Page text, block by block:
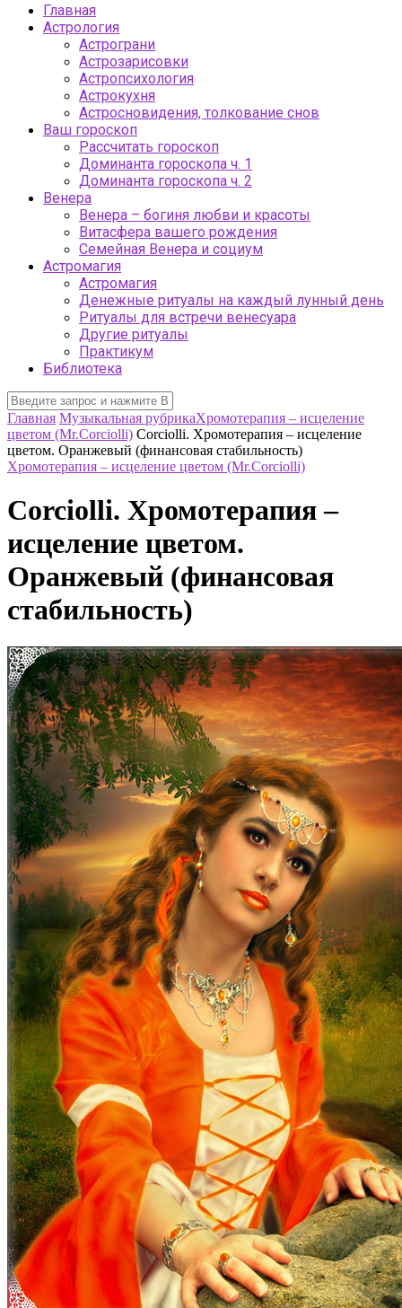
Главная
Астрология
Астрограни
Астрозарисовки
Астропсихология
Астрокухня
Астросновидения, толкование снов
Ваш гороскоп
Рассчитать гороскоп
Доминанта гороскопа ч. 1
Доминанта гороскопа ч. 2
Венера
Венера – богиня любви и красоты
Витасфера вашего рождения
Семейная Венера и социум
Астромагия
Астромагия
Денежные ритуалы на каждый лунный день
Ритуалы для встречи венесуара
Другие ритуалы
Практикум
Библиотека
Главная Музыкальная рубрикаХромотерапия – исцеление
цветом (Mr.Corciolli) Corciolli. Хромотерапия – исцеление
цветом. Оранжевый (финансовая стабильность)
Хромотерапия – исцеление цветом (Mr.Corciolli)
Corciolli. Хромотерапия –
исцеление цветом.
Оранжевый (финансовая
стабильность)